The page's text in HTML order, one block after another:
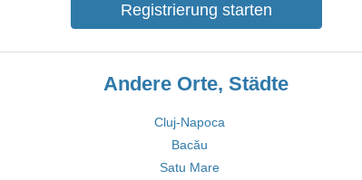
Registrierung starten
Andere Orte, Städte
Cluj-Napoca
Bacău
Satu Mare